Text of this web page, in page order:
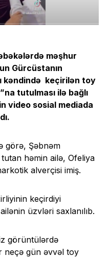
məşhur
Gürcüstanın
kəndində keçirilən toy
tutulması ilə bağlı
video sosial mediada
görə, Şəbnəm
tutan həmin ailə, Ofeliya
alverçisi imiş.
keçirdiyi
üzvləri saxlanılıb.
görüntülərdə
neçə gün əvvəl toy